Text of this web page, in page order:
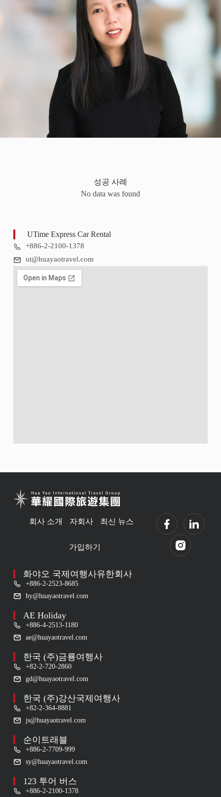
성공 사례
No data was found
UTime Express Car Rental
+886-2-2100-1378
ut@huayaotravel.com
회사 소개 자회사 최신 뉴스
가입하기
화야오 국제여행사유한회사
+886-2-2523-8685
hy@huayaotravel.com
AE Holiday
+886-4-2513-1180
ae@huayaotravel.com
한국 (주)금룡여행사
+82-2-720-2860
gd@huayaotravel.com
한국 (주)강산국제여행사
+82-2-364-8881
js@huayaotravel.com
순이트래블
+886-2-7709-999
sy@huayaotravel.com
123 투어 버스
+886-2-2100-1378